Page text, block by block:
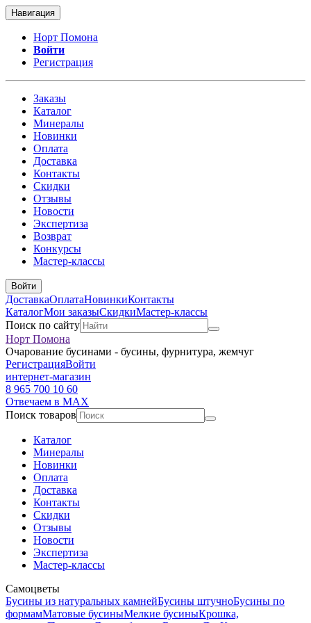
Навигация
Норт Помона
Войти
Регистрация
Заказы
Каталог
Минералы
Новинки
Оплата
Доставка
Контакты
Скидки
Отзывы
Новости
Экспертиза
Возврат
Конкурсы
Мастер-классы
Войти
ДоставкаОплатаНовинкиКонтакты
КаталогМои заказыСкидкиМастер-классы
Поиск по сайту
Норт Помона
Очарование бусинами - бусины, фурнитура, жемчуг
РегистрацияВойти
интернет-магазин
8 965 700 10 60
Отвечаем в MAX
Поиск товаров
Каталог
Минералы
Новинки
Оплата
Доставка
Контакты
Скидки
Отзывы
Новости
Экспертиза
Мастер-классы
Самоцветы
Бусины из натуральных камнейБусины штучноБусины по
формамМатовые бусиныМелкие бусиныКрошка,